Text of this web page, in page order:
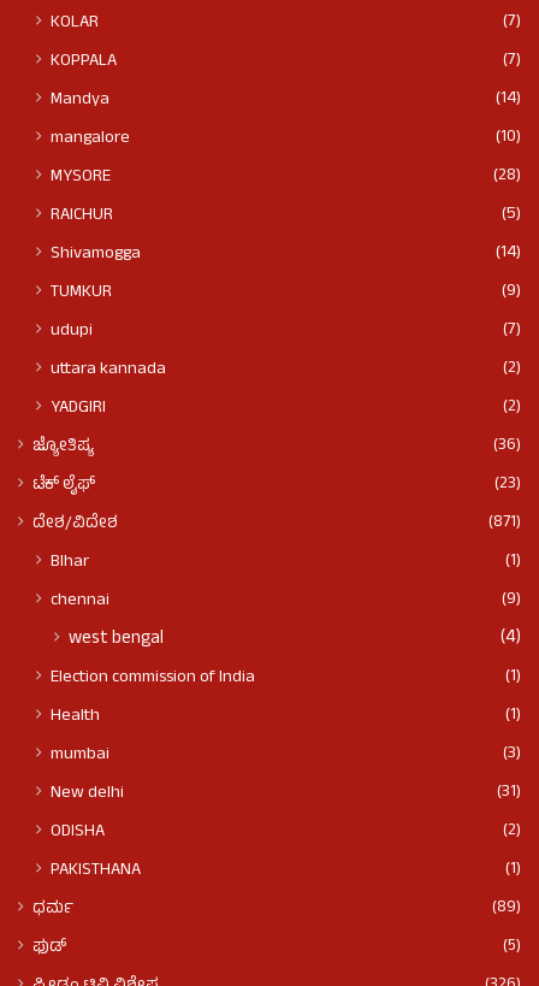
KOLAR
(7)
KOPPALA
(7)
Mandya
(14)
mangalore
(10)
MYSORE
(28)
RAICHUR
(5)
Shivamogga
(14)
TUMKUR
(9)
udupi
(7)
uttara kannada
(2)
YADGIRI
(2)
ಜ್ಯೋತಿಷ್ಯ
(36)
ಟೆಕ್ ಲೈಫ್
(23)
ದೇಶ/ವಿದೇಶ
(871)
BIhar
(1)
chennai
(9)
west bengal (4)
Election commission of India
(1)
Health
(1)
mumbai
(3)
New delhi
(31)
ODISHA
(2)
PAKISTHANA
(1)
ಧರ್ಮ
(89)
ಫುಡ್​​
(5)